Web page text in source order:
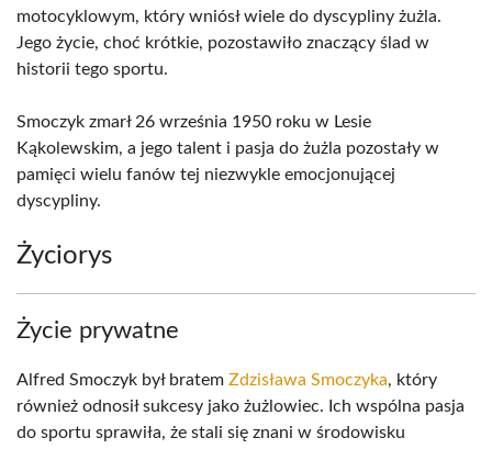
motocyklowym, który wniósł wiele do dyscypliny żużla.
Jego życie, choć krótkie, pozostawiło znaczący ślad w
historii tego sportu.
Smoczyk zmarł 26 września 1950 roku w Lesie
Kąkolewskim, a jego talent i pasja do żużla pozostały w
pamięci wielu fanów tej niezwykle emocjonującej
dyscypliny.
Życiorys
Życie prywatne
Alfred Smoczyk był bratem Zdzisława Smoczyka, który
również odnosił sukcesy jako żużlowiec. Ich wspólna pasja
do sportu sprawiła, że stali się znani w środowisku